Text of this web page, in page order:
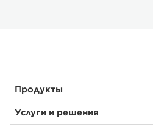
Продукты
Услуги и решения